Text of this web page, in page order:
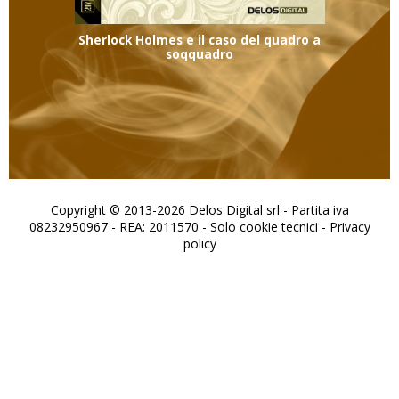
Sherlock Holmes e il caso del quadro a
soqquadro
Copyright © 2013-2026 Delos Digital srl - Partita iva
08232950967 - REA: 2011570 - Solo cookie tecnici - Privacy
policy